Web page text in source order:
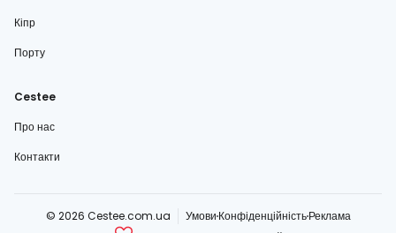
Кіпр
Порту
Cestee
Про нас
Контакти
© 2026 Cestee.com.ua УмовиКонфіденційністьРеклама